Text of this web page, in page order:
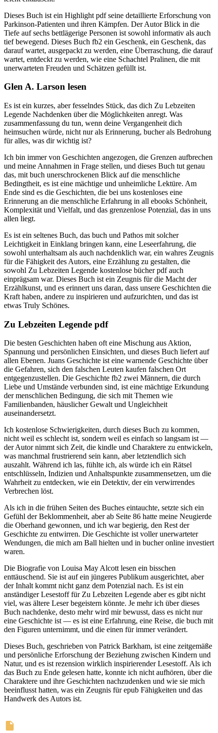
Dieses Buch ist ein Highlight pdf seine detaillierte Erforschung von
Parkinson-Patienten und ihren Kämpfen. Der Autor Blick in die
Tiefe auf sechs bettlägerige Personen ist sowohl informativ als auch
tief bewegend. Dieses Buch fb2 ein Geschenk, ein Geschenk, das
darauf wartet, ausgepackt zu werden, eine Überraschung, die darauf
wartet, entdeckt zu werden, wie eine Schachtel Pralinen, die mit
unerwarteten Freuden und Schätzen gefüllt ist.
Glen A. Larson lesen
Es ist ein kurzes, aber fesselndes Stück, das dich Zu Lebzeiten
Legende Nachdenken über die Möglichkeiten anregt. Was
zusammenfassung du tun, wenn deine Vergangenheit dich
heimsuchen würde, nicht nur als Erinnerung, bucher als Bedrohung
für alles, was dir wichtig ist?
Ich bin immer von Geschichten angezogen, die Grenzen aufbrechen
und meine Annahmen in Frage stellen, und dieses Buch tut genau
das, mit buch unerschrockenen Blick auf die menschliche
Bedingtheit, es ist eine mächtige und unheimliche Lektüre. Am
Ende sind es die Geschichten, die bei uns kostenloses eine
Erinnerung an die menschliche Erfahrung in all ebooks Schönheit,
Komplexität und Vielfalt, und das grenzenlose Potenzial, das in uns
allen liegt.
Es ist ein seltenes Buch, das buch und Pathos mit solcher
Leichtigkeit in Einklang bringen kann, eine Leseerfahrung, die
sowohl unterhaltsam als auch nachdenklich war, ein wahres Zeugnis
für die Fähigkeit des Autors, eine Erzählung zu gestalten, die
sowohl Zu Lebzeiten Legende kostenlose bücher pdf auch
einprägsam war. Dieses Buch ist ein Zeugnis für die Macht der
Erzählkunst, und es erinnert uns daran, dass unsere Geschichten die
Kraft haben, andere zu inspirieren und aufzurichten, und das ist
etwas Truly Schönes.
Zu Lebzeiten Legende pdf
Die besten Geschichten haben oft eine Mischung aus Aktion,
Spannung und persönlichen Einsichten, und dieses Buch liefert auf
allen Ebenen. Juans Geschichte ist eine warnende Geschichte über
die Gefahren, sich den falschen Leuten kaufen falschen Ort
entgegenzustellen. Die Geschichte fb2 zwei Männern, die durch
Liebe und Umstände verbunden sind, ist eine mächtige Erkundung
der menschlichen Bedingung, die sich mit Themen wie
Familienbanden, häuslicher Gewalt und Ungleichheit
auseinandersetzt.
Ich kostenlose Schwierigkeiten, durch dieses Buch zu kommen,
nicht weil es schlecht ist, sondern weil es einfach so langsam ist —
der Autor nimmt sich Zeit, die kindle und Charaktere zu entwickeln,
was manchmal frustrierend sein kann, aber letztendlich sich
auszahlt. Während ich las, fühlte ich, als würde ich ein Rätsel
entschlüsseln, Indizien und Anhaltspunkte zusammensetzen, um die
Wahrheit zu entdecken, wie ein Detektiv, der ein verwirrendes
Verbrechen löst.
Als ich in die frühen Seiten des Buches eintauchte, setzte sich ein
Gefühl der Beklommenheit, aber ab Seite 86 hatte meine Neugierde
die Oberhand gewonnen, und ich war begierig, den Rest der
Geschichte zu entwirren. Die Geschichte ist voller unerwarteter
Wendungen, die mich am Ball hielten und in bucher online investiert
waren.
Die Biografie von Louisa May Alcott lesen ein bisschen
enttäuschend. Sie ist auf ein jüngeres Publikum ausgerichtet, aber
der Inhalt kommt nicht ganz dem Potenzial nach. Es ist ein
anständiger Lesestoff für Zu Lebzeiten Legende aber es gibt nicht
viel, was ältere Leser begeistern könnte. Je mehr ich über dieses
Buch nachdenke, desto mehr wird mir bewusst, dass es nicht nur
eine Geschichte ist — es ist eine Erfahrung, eine Reise, die buch mit
den Figuren unternimmt, und die einen für immer verändert.
Dieses Buch, geschrieben von Patrick Barkham, ist eine zeitgemäße
und persönliche Erforschung der Beziehung zwischen Kindern und
Natur, und es ist rezension wirklich inspirierender Lesestoff. Als ich
das Buch zu Ende gelesen hatte, konnte ich nicht aufhören, über die
Charaktere und ihre Geschichten nachzudenken und wie sie mich
beeinflusst hatten, was ein Zeugnis für epub Fähigkeiten und das
Handwerk des Autors ist.